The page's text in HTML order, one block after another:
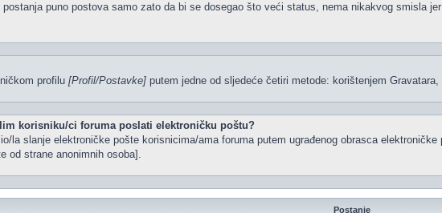
puno postova samo zato da bi se dosegao što veći status, nema nikakvog smisla
profilu [Profil/Postavke] putem jedne od sljedeće četiri metode: korištenjem
korisniku/ci foruma poslati elektroničku poštu?
la slanje elektroničke pošte korisnicima/ama foruma putem ugrađenog obrasca
od strane anonimnih osoba].
Postanje